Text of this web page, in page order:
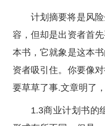
计划摘要将是风
容，但却是出资者首
本书，它就象是这本
资者吸引住。你要像
要草草了事.文章明了
1.3商业计划书的